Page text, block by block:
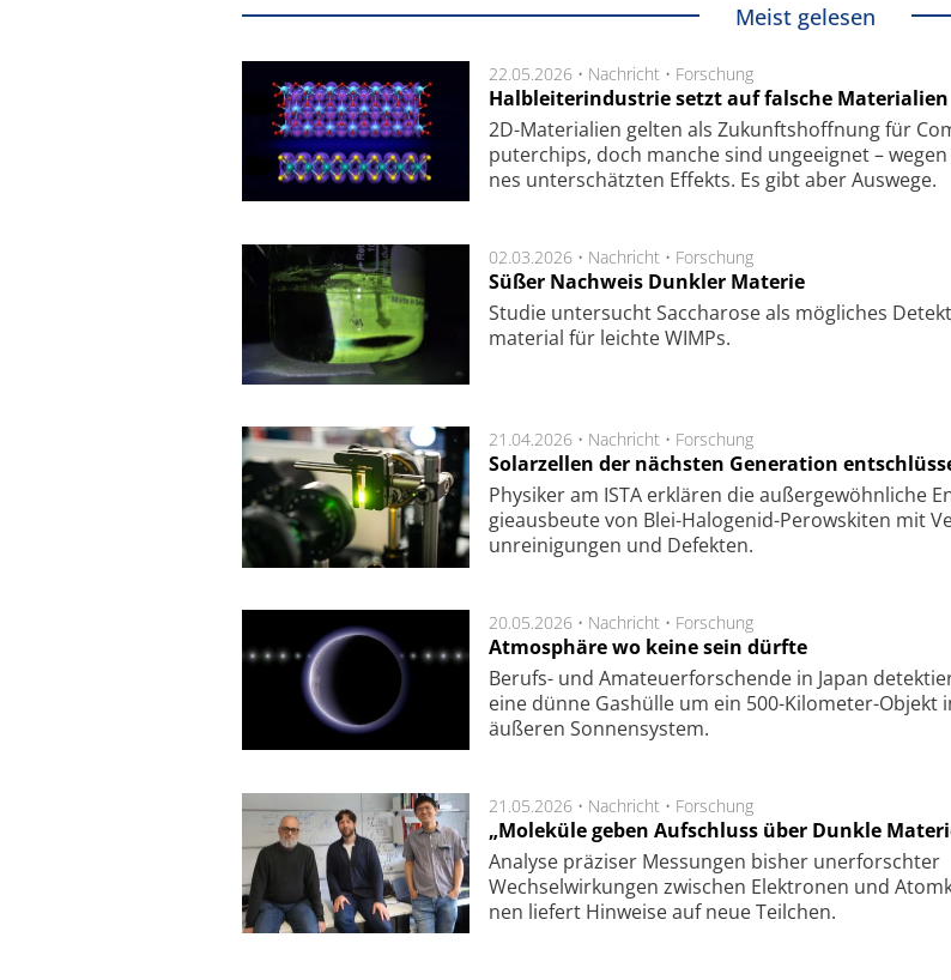
Meist gelesen
22.05.2026 • Nachricht • Forschung
Halbleiterindustrie setzt auf falsche Materialien
2D-Mate­ri­a­li­en gel­ten als Zu­kunfts­hoff­nung für
pu­ter­chips, doch man­che sind un­ge­eig­net –
nes un­ter­schätz­ten Ef­fekts. Es gibt aber Aus­we­ge.
02.03.2026 • Nachricht • Forschung
Süßer Nachweis Dunkler Materie
Studie unter­sucht Saccha­ro­se als mög­li­ches
ma­te­rial für leich­te WIMPs.
21.04.2026 • Nachricht • Forschung
Solarzellen der nächsten Generation
Physiker am ISTA er­klä­ren die außer­ge­wöhn­li­che
gie­aus­beu­te von Blei-Halo­ge­nid-Perows­ki­ten mit
unrei­ni­gung­en und De­fek­ten.
20.05.2026 • Nachricht • Forschung
Atmosphäre wo keine sein dürfte
Berufs- und Ama­teuer­for­schen­de in Japan
eine dün­ne Gas­hül­le um ein 500-Kilo­meter-Objekt
äu­ße­ren Son­nen­sys­tem.
21.05.2026 • Nachricht • Forschung
„Moleküle geben Aufschluss über Dunkle
Analyse prä­zi­ser Mes­sung­en bis­her un­er­for­schter
Wech­sel­wir­kung­en zwi­schen Elek­tro­nen und
nen lie­fert Hin­wei­se auf neue Teil­chen.